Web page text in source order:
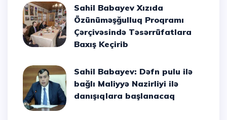
Sahil Babayev Xızıda
Özünüməşğulluq Proqramı
Çərçivəsində Təsərrüfatlara
Baxış Keçirib
Sahil Babayev: Dəfn pulu ilə
bağlı Maliyyə Nazirliyi ilə
danışıqlara başlanacaq